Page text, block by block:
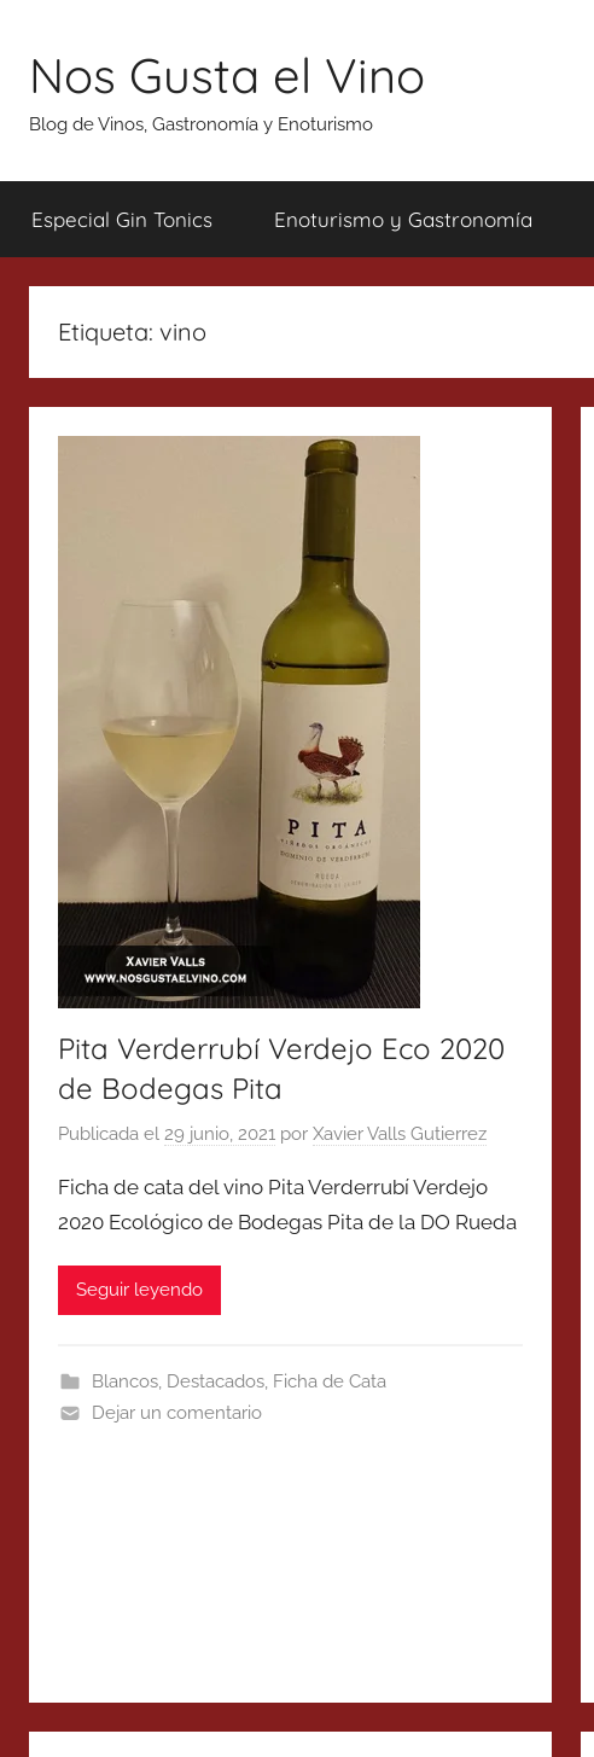
contenido
Nos Gusta el Vino
Blog de Vinos, Gastronomía y Enoturismo
Especial Gin Tonics Enoturismo y Gastronomía
Etiqueta: vino
Pita Verderrubí Verdejo Eco 2020
de Bodegas Pita
Publicada el 29 junio, 2021 por Xavier Valls Gutierrez
Ficha de cata del vino Pita Verderrubí Verdejo
2020 Ecológico de Bodegas Pita de la DO Rueda
Seguir leyendo
Blancos, Destacados, Ficha de Cata
Dejar un comentario